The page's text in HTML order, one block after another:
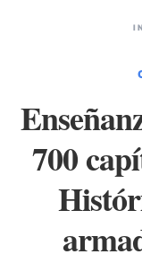
700